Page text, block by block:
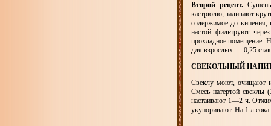
Второй рецепт.
кастрюлю, заливают
содержимое до
настой фильтруют
прохладное помещение.
для взрослых — 0,25
СВЕКОЛЬНЫЙ
Свеклу моют, очищают
Смесь натертой свеклы
настаивают 1—2 ч.
укупоривают. На 1 л